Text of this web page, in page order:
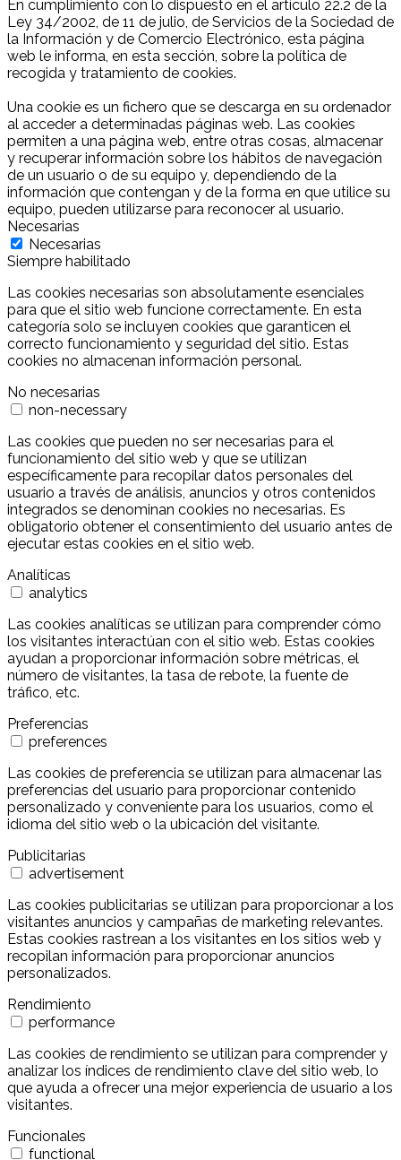
En cumplimiento con lo dispuesto en el artículo 22.2 de la
Ley 34/2002, de 11 de julio, de Servicios de la Sociedad de
la Información y de Comercio Electrónico, esta página
web le informa, en esta sección, sobre la política de
recogida y tratamiento de cookies.
Una cookie es un fichero que se descarga en su ordenador
al acceder a determinadas páginas web. Las cookies
permiten a una página web, entre otras cosas, almacenar
y recuperar información sobre los hábitos de navegación
de un usuario o de su equipo y, dependiendo de la
información que contengan y de la forma en que utilice su
equipo, pueden utilizarse para reconocer al usuario.
Necesarias
Necesarias
Siempre habilitado
Las cookies necesarias son absolutamente esenciales
para que el sitio web funcione correctamente. En esta
categoría solo se incluyen cookies que garanticen el
correcto funcionamiento y seguridad del sitio. Estas
cookies no almacenan información personal.
No necesarias
non-necessary
Las cookies que pueden no ser necesarias para el
funcionamiento del sitio web y que se utilizan
específicamente para recopilar datos personales del
usuario a través de análisis, anuncios y otros contenidos
integrados se denominan cookies no necesarias. Es
obligatorio obtener el consentimiento del usuario antes de
ejecutar estas cookies en el sitio web.
Analíticas
analytics
Las cookies analíticas se utilizan para comprender cómo
los visitantes interactúan con el sitio web. Estas cookies
ayudan a proporcionar información sobre métricas, el
número de visitantes, la tasa de rebote, la fuente de
tráfico, etc.
Preferencias
preferences
Las cookies de preferencia se utilizan para almacenar las
preferencias del usuario para proporcionar contenido
personalizado y conveniente para los usuarios, como el
idioma del sitio web o la ubicación del visitante.
Publicitarias
advertisement
Las cookies publicitarias se utilizan para proporcionar a los
visitantes anuncios y campañas de marketing relevantes.
Estas cookies rastrean a los visitantes en los sitios web y
recopilan información para proporcionar anuncios
personalizados.
Rendimiento
performance
Las cookies de rendimiento se utilizan para comprender y
analizar los índices de rendimiento clave del sitio web, lo
que ayuda a ofrecer una mejor experiencia de usuario a los
visitantes.
Funcionales
functional